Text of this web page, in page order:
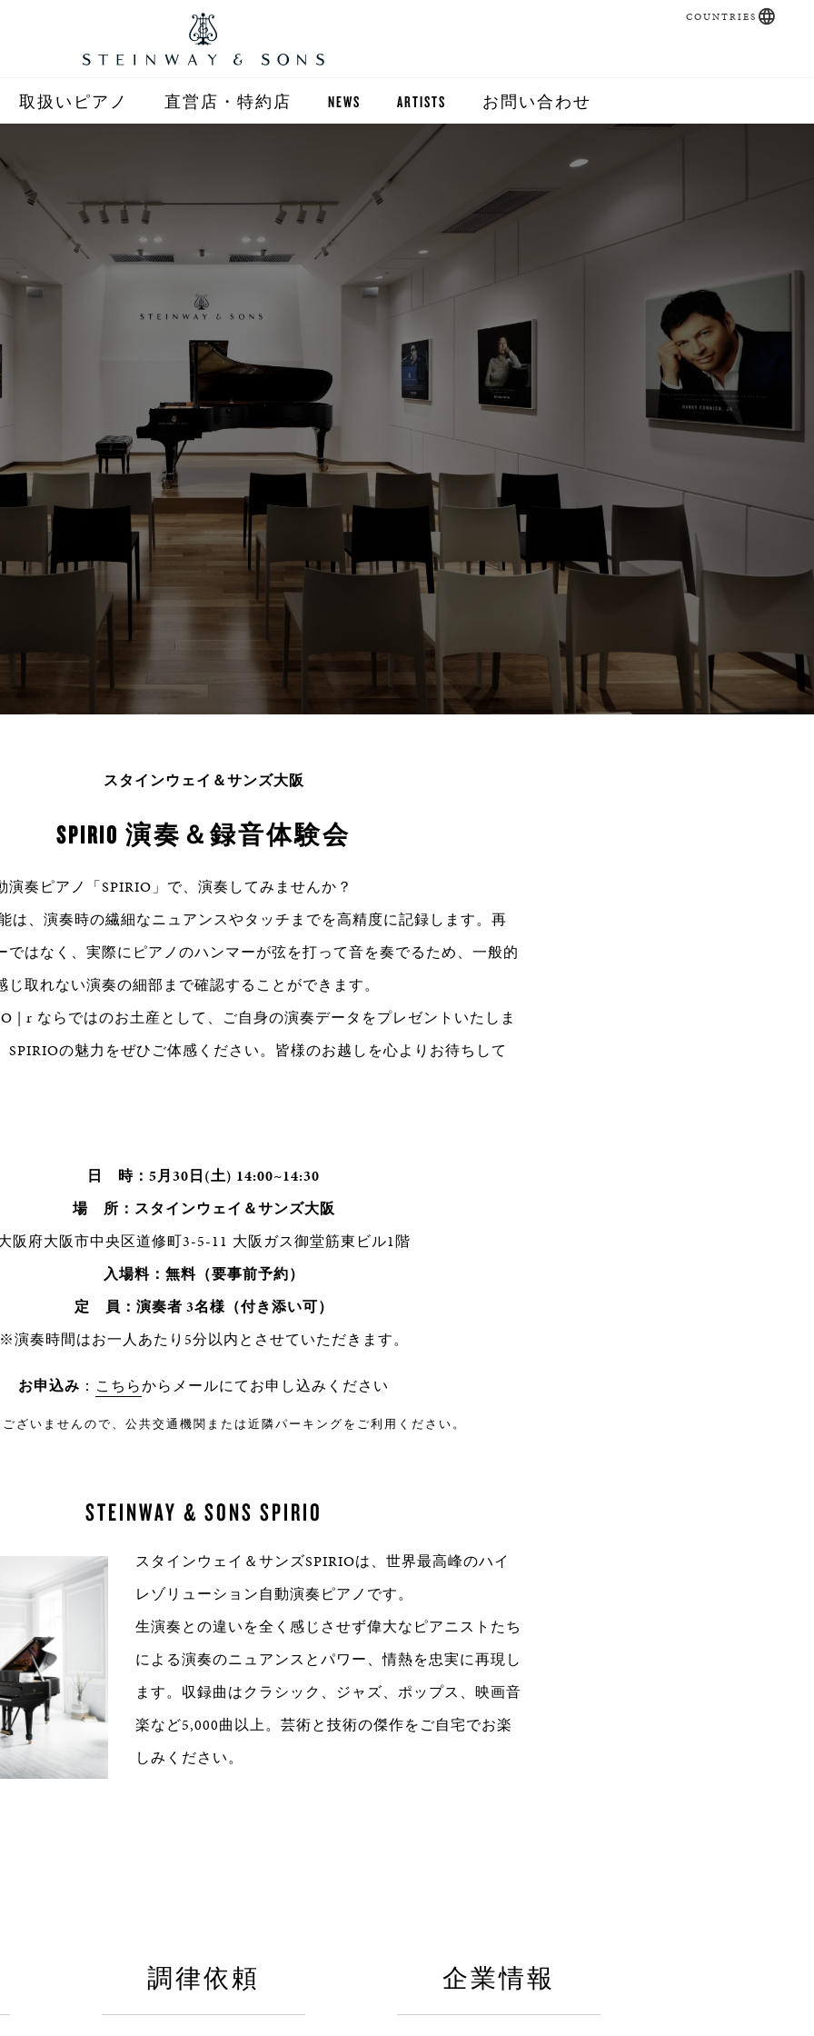
取扱いピアノ
自動演奏 SPIRIO
BOSTON
直営店・特約店
全国正規特約店
NEWS ARTISTS お問い合わせ
COUNTRIES
スタインウェイ＆サンズ大阪
SPIRIO 演奏＆録音体験会
演奏ピアノ「SPIRIO」で、演奏してみませんか？
は、演奏時の繊細なニュアンスやタッチまでを高精度に記録します。再
ではなく、実際にピアノのハンマーが弦を打って音を奏でるため、一般的
じ取れない演奏の細部まで確認することができます。
| r ならではのお土産として、ご自身の演奏データをプレゼントいたしま
SPIRIOの魅力をぜひご体感ください。皆様のお越しを心よりお待ちして
日 時：5月30日(土) 14:00~14:30
場 所：スタインウェイ＆サンズ大阪
阪府大阪市中央区道修町3-5-11 大阪ガス御堂筋東ビル1階
入場料：無料（要事前予約）
定 員：演奏者 3名様（付き添い可）
演奏時間はお一人あたり5分以内とさせていただきます。
お申込み ： こちらからメールにてお申し込みください
ざいませんので、公共交通機関または近隣パーキングをご利用ください。
STEINWAY & SONS SPIRIO
スタインウェイ＆サンズSPIRIOは、世界最高峰のハイ
レゾリューション自動演奏ピアノです。
生演奏との違いを全く感じさせず偉大なピアニストたち
による演奏のニュアンスとパワー、情熱を忠実に再現し
ます。収録曲はクラシック、ジャズ、ポップス、映画音
楽など5,000曲以上。芸術と技術の傑作をご自宅でお楽
しみください。
調律依頼 企業情報